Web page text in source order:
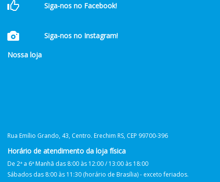
Siga-nos no Facebook!
Siga-nos no Instagram!
Nossa loja
Rua Emílio Grando, 43, Centro. Erechim RS, CEP 99700-396
Horário de atendimento da loja física
De 2ª a 6ª Manhã das 8:00 às 12:00 / 13:00 às 18:00
Sábados das 8:00 às 11:30 (horário de Brasília) - exceto feriados.